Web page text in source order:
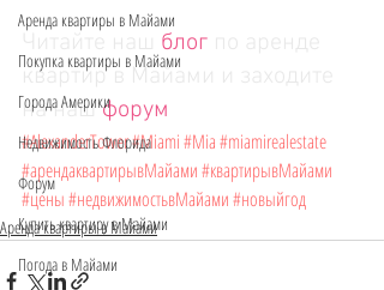
Аренда квартиры в Майами
Покупка квартиры в Майами
Города Америки
Недвижимость Флорида
Форум
Купить квартиру в Майами
Погода в Майами
блог
квартир в Майами и заходите
на наш форум
#AlexanderTower#Miami#Mia#miamirealestate
#арендаквартирывМайами#квартирывМайами
#цены#недвижимостьвМайами#новыйгод
Аренда квартиры в Майами